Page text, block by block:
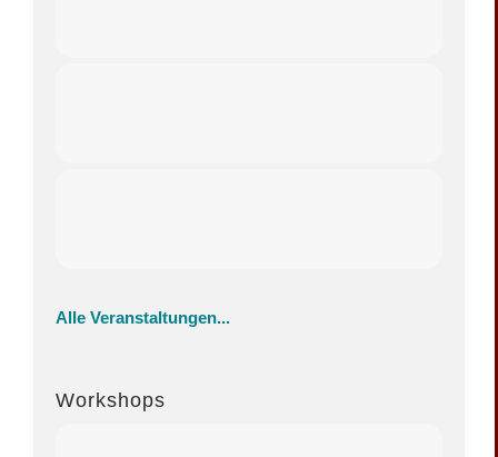
Alle Veranstaltungen...
Workshops